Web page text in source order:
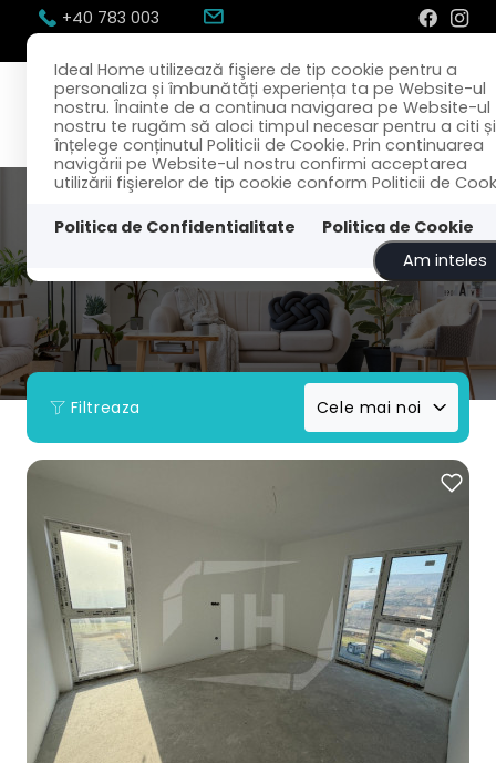
Ideal Home utilizează fişiere de tip cookie pentru a
personaliza și îmbunătăți experiența ta pe Website-ul
nostru. Înainte de a continua navigarea pe Website-ul
nostru te rugăm să aloci timpul necesar pentru a citi și
înțelege conținutul Politicii de Cookie. Prin continuarea
navigării pe Website-ul nostru confirmi acceptarea
utilizării fişierelor de tip cookie conform Politicii de
Politica de Confidentialitate
Politica de Cookie
Am inteles
+40 783 003
Filtreaza Cele mai noi